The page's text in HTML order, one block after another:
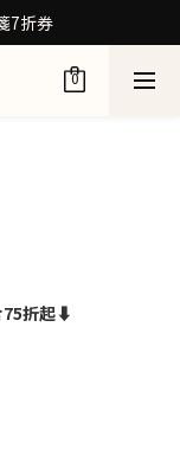
7折券
7折券
75折起⬇